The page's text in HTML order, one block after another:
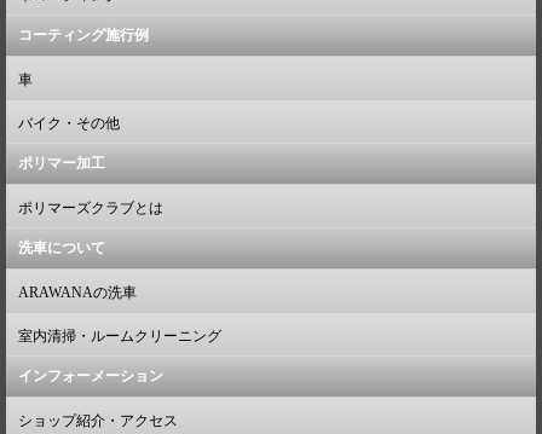
コーティング施行例
車
バイク・その他
ポリマー加工
ポリマーズクラブとは
洗車について
ARAWANAの洗車
室内清掃・ルームクリーニング
インフォーメーション
ショップ紹介・アクセス